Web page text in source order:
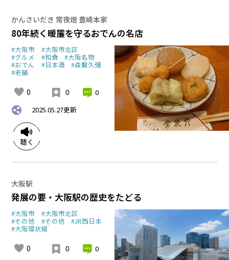
かんさいだき 常夜燈 豊崎本家
80年続く暖簾を守るおでんの名店
#大阪市 #大阪市北区
#グルメ #和食 #大阪名物
#おでん #日本酒 #森繫久彌
#老舗
0 0
0
2025.05.27更新
大阪駅
発展の要・大阪駅の歴史をたどる
#大阪市 #大阪市北区
#その他 #その他 #JR西日本
#大阪環状線
0 0
0